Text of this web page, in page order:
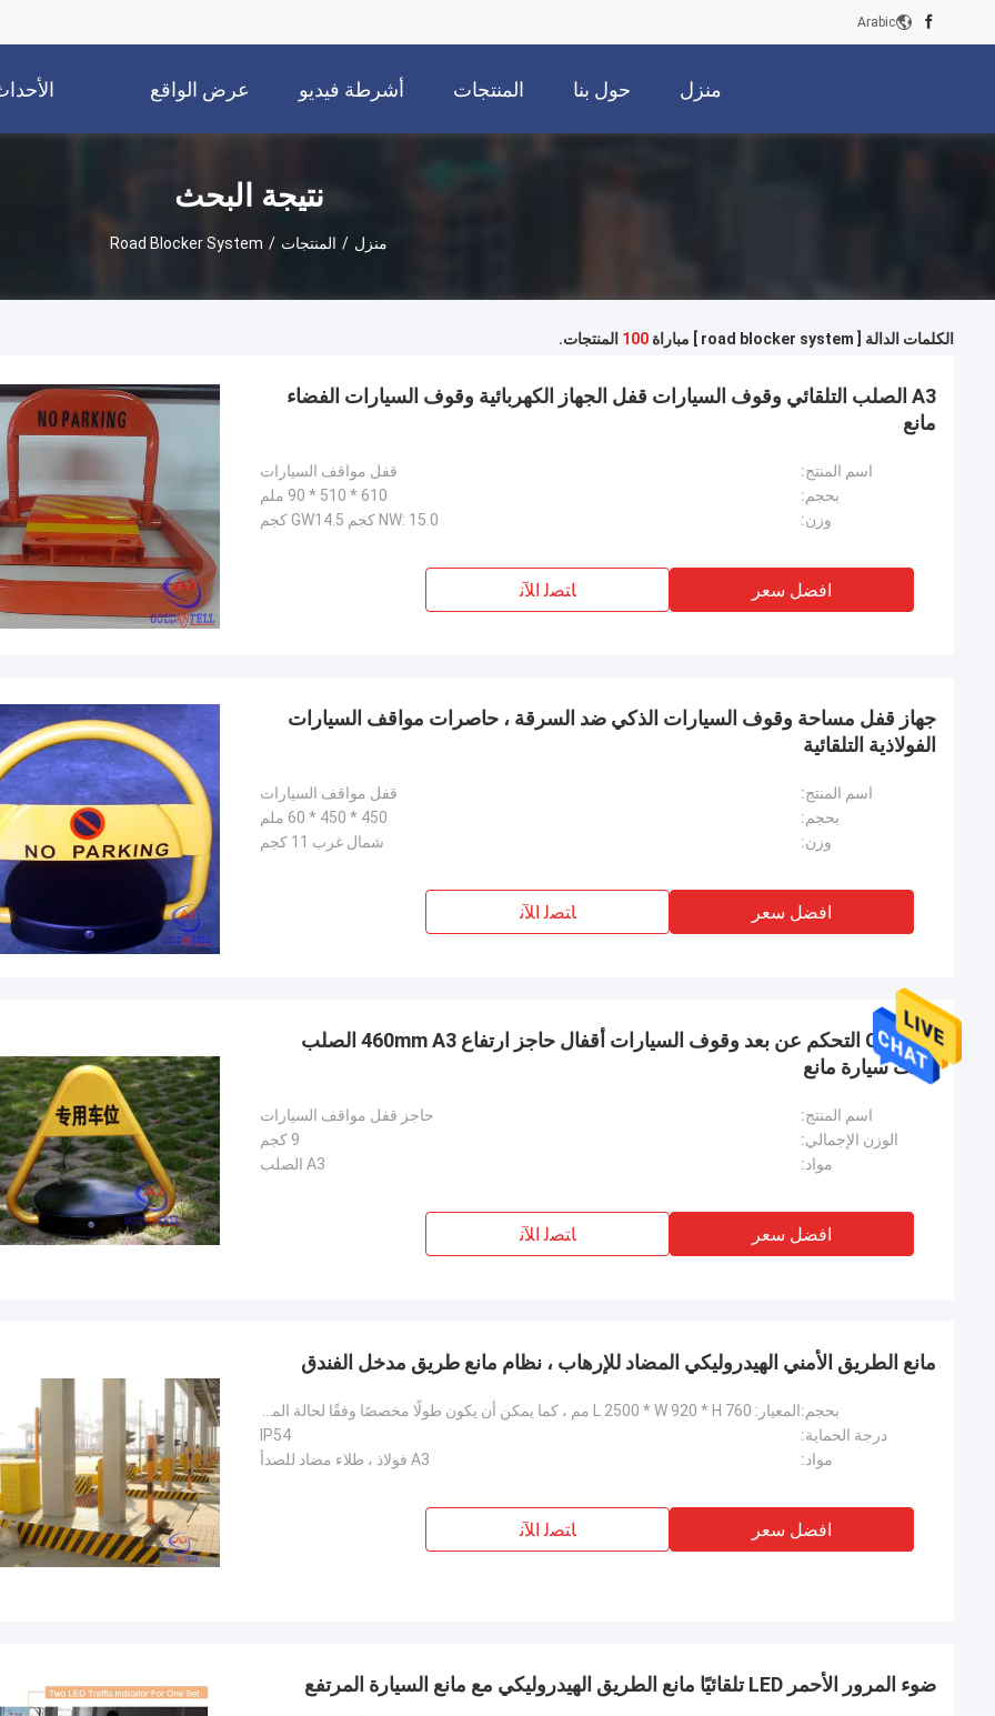
Arabic
منزل حول بنا المنتجات أشرطة فيديو عرض الواقع
الافتراضي
نتيجة البحث
منزل / المنتجات /
Road Blocker System
الكلمات الدالة [ road blocker system ] مباراة 100 المنتجات.
A3 الصلب التلقائي وقوف السيارات قفل الجهاز الكهربائية وقوف السيارات الفضاء
مانع
اسم المنتج:
قفل مواقف السيارات
بحجم:
610 * 510 * 90 ملم
وزن:
NW: 15.0 كجم GW14.5 كجم
افضل سعر ﺎﺘﺼﻟ ﺍﻶﻧ
جهاز قفل مساحة وقوف السيارات الذكي ضد السرقة ، حاصرات مواقف السيارات
الفولاذية التلقائية
اسم المنتج:
قفل مواقف السيارات
بحجم:
450 * 450 * 60 ملم
وزن:
شمال غرب 11 كجم
افضل سعر ﺎﺘﺼﻟ ﺍﻶﻧ
وافق CE التحكم عن بعد وقوف السيارات أقفال حاجز ارتفاع 460mm A3 الصلب
مثلث سيارة مانع
اسم المنتج:
حاجز قفل مواقف السيارات
الوزن الإجمالي:
9 كجم
مواد:
A3 الصلب
افضل سعر ﺎﺘﺼﻟ ﺍﻶﻧ
مانع الطريق الأمني ​​الهيدروليكي المضاد للإرهاب ، نظام مانع طريق مدخل الفندق
بحجم:
درجة الحماية:
IP54
مواد:
A3 فولاذ ، طلاء مضاد للصدأ
افضل سعر ﺎﺘﺼﻟ ﺍﻶﻧ
ضوء المرور الأحمر LED تلقائيًا مانع الطريق الهيدروليكي مع مانع السيارة المرتفع